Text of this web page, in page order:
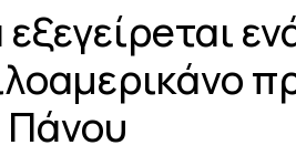
εξεγείρeται
Πάνου